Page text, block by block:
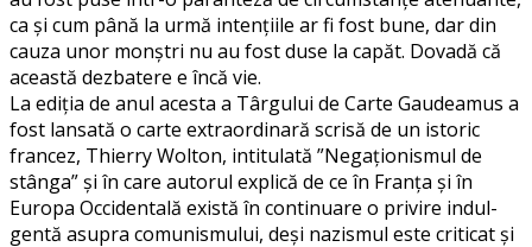
ca și cum până la urmă intențiile ar fi fost bune, dar din
cauza unor monștri nu au fost duse la capăt. Dovadă că
această dezbatere e încă vie.
La ediția de anul acesta a Târgului de Carte Gau­deamus a
fost lansată o carte extraordinară scrisă de un istoric
francez, Thierry Wolton, intitulată ”Negaționismul de
stânga” și în care autorul explică de ce în Franța și în
Europa Occidentală există în continuare o privire indul­
gentă asupra co­mu­nismului, deși nazismul este criticat și